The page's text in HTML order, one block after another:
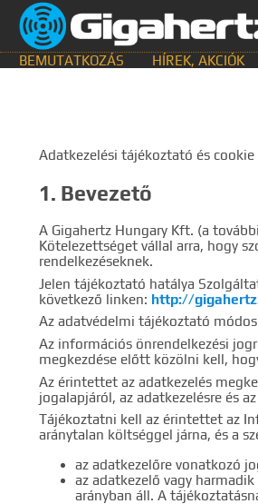
BEMUTATKOZÁS HÍREK, AKCIÓK
GyIK.
Gyártók
TALÁLATOK
Adatkezelési tájékoztató és cookie
1. Bevezető
A Gigahertz Hungary Kft. (a
Kötelezettséget vállal arra, hogy
rendelkezéseknek.
Jelen tájékoztató hatálya
következő linken: http://
Az adatvédelmi tájékoztató
Az információs önrendelkezési
megkezdése előtt közölni kell,
Az érintettet az adatkezelés
jogalapjáról, az adatkezelésre és
Tájékoztatni kell az érintettet az
aránytalan költséggel járna, és a
az adatkezelőre vonatkozó
az adatkezelő vagy
arányban áll. A